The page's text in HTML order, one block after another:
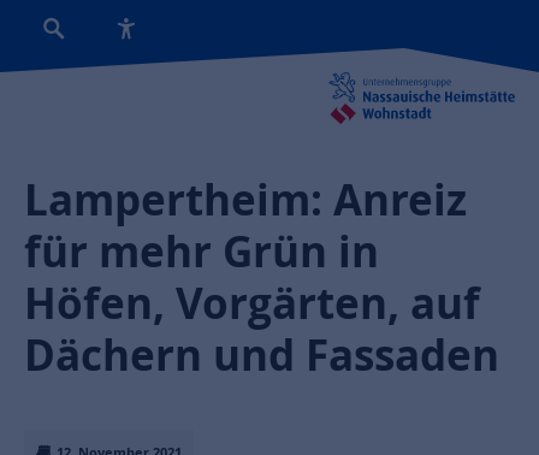
Lampertheim: Anreiz
für mehr Grün in
Höfen, Vorgärten, auf
Dächern und Fassaden